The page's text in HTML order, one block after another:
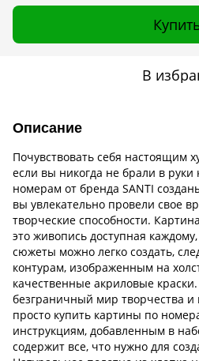
В
Описание
Почувствовать себя настоящим
если вы никогда не брали в
номерам от бренда SANTI
вы увлекательно провели свое
творческие способности.
это живопись доступная
сюжеты можно легко создать,
контурам, изображенным на
качественные акриловые
безграничный мир творчества и
просто купить картины по
инструкциям, добавленным в
содержит все, что нужно для